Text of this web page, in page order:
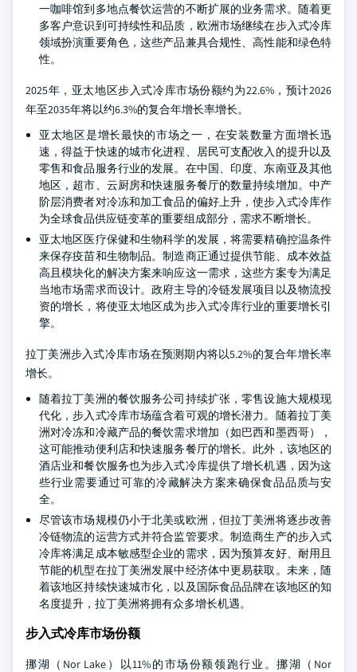
一咖啡馆到多地点餐饮运营的不断扩展的业务需求。随着更
多客户意识到可持续性和品质，欧洲市场继续在步入式冷库
领域扮演重要角色，这些产品兼具合规性、高性能和绿色特
性。
2025年，亚太地区步入式冷库市场份额约为22.6%，预计2026
年至2035年将以约6.3%的复合年增长率增长。
亚太地区是增长最快的市场之一，在安装数量方面增长迅
速，得益于快速的城市化进程、居民可支配收入的提升以及
零售和食品服务行业的发展。在中国、印度、东南亚及其他
地区，超市、云厨房和快速服务餐厅的数量持续增加。中产
阶层消费者对冷冻和加工食品的偏好上升，使步入式冷库作
为全球食品供应链变革的重要组成部分，需求不断增长。
亚太地区医疗保健和生物科学的发展，将需要精确控温条件
来保存疫苗和生物制品。制造商正通过提供节能、成本效益
高且模块化的解决方案来响应这一需求，这些方案专为满足
当地市场需求而设计。政府主导的冷链发展项目以及物流投
资的增长，将使亚太地区成为步入式冷库行业的重要增长引
擎。
拉丁美洲步入式冷库市场在预测期内将以5.2%的复合年增长率
增长。
随着拉丁美洲的餐饮服务公司持续扩张，零售设施大规模现
代化，步入式冷库市场蕴含着可观的增长潜力。随着拉丁美
洲对冷冻和冷藏产品的餐饮需求增加（如巴西和墨西哥），
这可能推动便利店和快速服务餐厅的增长。此外，该地区的
酒店业和餐饮服务也为步入式冷库提供了增长机遇，因为这
些行业需要通过可靠的冷藏解决方案来确保食品品质与安
全。
尽管该市场规模仍小于北美或欧洲，但拉丁美洲将逐步改善
冷链物流的运营方式并符合监管要求。制造商生产的步入式
冷库将满足成本敏感型企业的需求，因为预算友好、耐用且
节能的机型在拉丁美洲发展中经济体中更易获取。未来，随
着该地区持续快速城市化，以及国际食品品牌在该地区的知
名度提升，拉丁美洲将拥有众多增长机遇。
步入式冷库市场份额
挪湖（Nor Lake）以11%的市场份额领跑行业。挪湖（Nor